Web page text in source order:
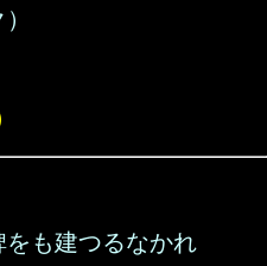
も建つるなかれ